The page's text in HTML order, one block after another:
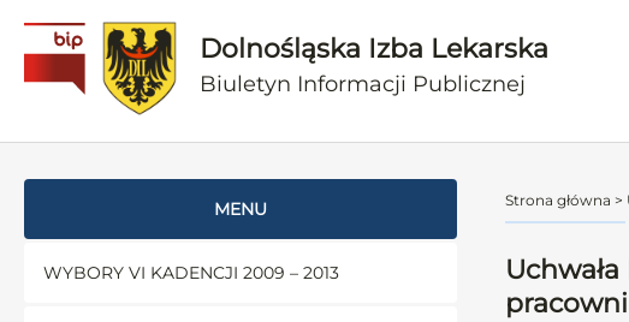
Dolnośląska Izba Lekarska
Biuletyn Informacji Publicznej
MENU
WYBORY VI KADENCJI 2009 – 2013
Strona główna >